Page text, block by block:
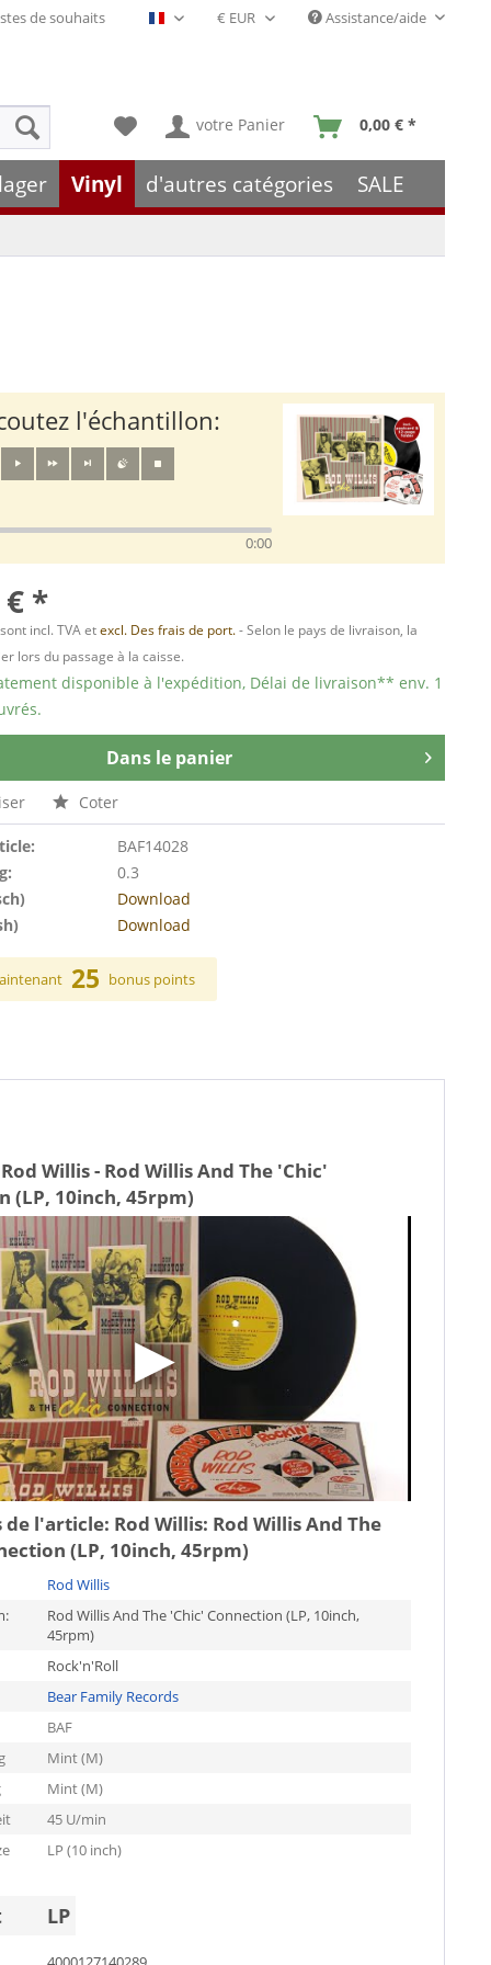
de souhaits Français- FR Assistance/aide
votre Panier 0,00 € *
Vinyl d'autres catégories SALE
l'échantillon:
0:00
€ *
incl. TVA etexcl. Des frais de port.- Selon le pays de livraison, la
lors du passage à la caisse.
disponible à l'expédition, Délai de livraison** env. 1
Dans le panier
Coter
BAF14028
0.3
Download
Download
25 bonus points
Willis - Rod Willis And The 'Chic'
(LP, 10inch, 45rpm)
de l'article: Rod Willis: Rod Willis And The
(LP, 10inch, 45rpm)
Rod Willis
Rod Willis And The 'Chic' Connection (LP, 10inch,
45rpm)
Rock'n'Roll
Bear Family Records
BAF
Mint (M)
Mint (M)
45 U/min
LP (10 inch)
LP